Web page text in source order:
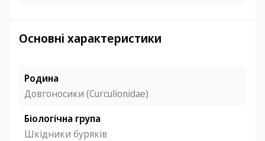
Основні характеристики
Родина
Довгоносики (Curculionidae)
Біологічна група
Шкідники буряків